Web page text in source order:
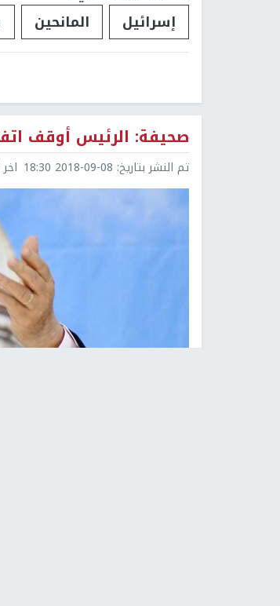
إسرائيل
المانحين
صحيفة: الرئيس أوقف
تم النشر بتاريخ: 2018-09-08 18:30